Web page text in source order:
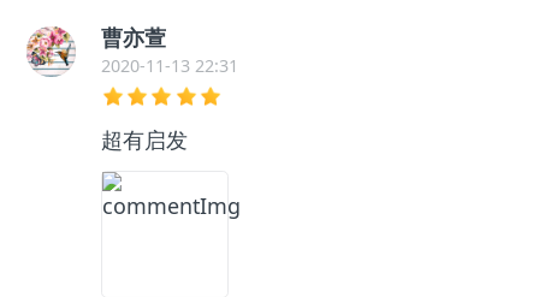
曹亦萱
2020-11-13 22:31
超有启发